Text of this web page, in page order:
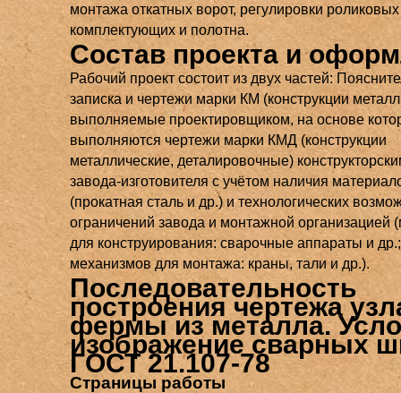
монтажа откатных ворот, регулировки
комплектующих и полотна.
Состав проекта и
Рабочий проект состоит из двух частей:
записка и чертежи марки КМ (конструкции
выполняемые проектировщиком, на основе
выполняются чертежи марки КМД (конструкции
металлические, деталировочные)
завода-изготовителя с учётом наличия
(прокатная сталь и др.) и технологических
ограничений завода и монтажной организацией
для конструирования: сварочные аппараты и др.;
механизмов для монтажа: краны, тали и др.).
Последовательность
построения чертежа
фермы из металла.
изображение сварных
ГОСТ 21.107-78
Страницы работы